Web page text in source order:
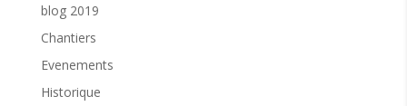
blog 2019
Chantiers
Evenements
Historique